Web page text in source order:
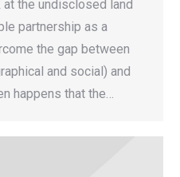
the undisclosed land
partnership as a
the gap between
and social) and
happens that the…